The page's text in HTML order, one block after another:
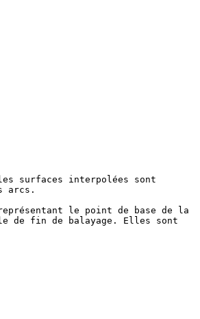
surfaces interpolées sont
arcs.
le point de base de la
de fin de balayage. Elles sont